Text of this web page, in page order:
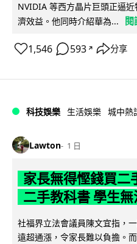
NVIDIA 等西方晶片巨頭正逼
濟效益。他同時介紹華為...
1,546 593 ↗ 分享
科技娛樂 生活娛樂 城中熱
Lawton 1 日
家長無得慳錢買二
二手教科書 學生
社福界立法會議員陳文宜指，
遠超通漲，令家長難以負擔。